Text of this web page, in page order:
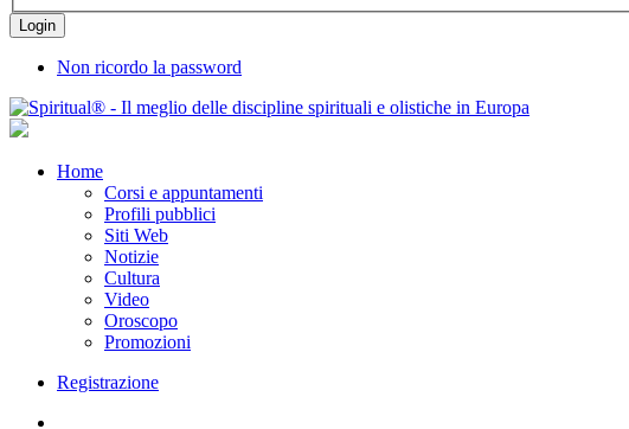
Non ricordo la password
Home
Corsi e appuntamenti
Profili pubblici
Siti Web
Notizie
Cultura
Video
Oroscopo
Promozioni
Registrazione